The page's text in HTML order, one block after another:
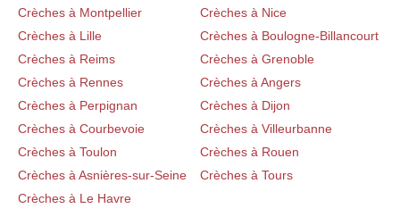
Crèches à Montpellier
Crèches à Nice
Crèches à Lille
Crèches à Boulogne-Billancourt
Crèches à Reims
Crèches à Grenoble
Crèches à Rennes
Crèches à Angers
Crèches à Perpignan
Crèches à Dijon
Crèches à Courbevoie
Crèches à Villeurbanne
Crèches à Toulon
Crèches à Rouen
Crèches à Asnières-sur-Seine
Crèches à Tours
Crèches à Le Havre